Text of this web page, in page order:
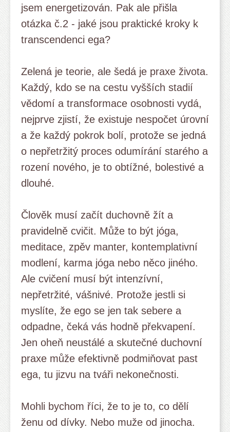
jsem energetizován. Pak ale přišla
otázka č.2 - jaké jsou praktické kroky k
transcendenci ega?
Zelená je teorie, ale šedá je praxe života.
Každý, kdo se na cestu vyšších stadií
vědomí a transformace osobnosti vydá,
nejprve zjistí, že existuje nespočet úrovní
a že každý pokrok bolí, protože se jedná
o nepřetržitý proces odumírání starého a
rození nového, je to obtížné, bolestivé a
dlouhé.
Člověk musí začít duchovně žít a
pravidelně cvičit. Může to být jóga,
meditace, zpěv manter, kontemplativní
modlení, karma jóga nebo něco jiného.
Ale cvičení musí být intenzívní,
nepřetržité, vášnivé. Protože jestli si
myslíte, že ego se jen tak sebere a
odpadne, čeká vás hodně překvapení.
Jen oheň neustálé a skutečné duchovní
praxe může efektivně podmiňovat past
ega, tu jizvu na tváři nekonečnosti.
Mohli bychom říci, že to je to, co dělí
ženu od dívky. Nebo muže od jinocha.